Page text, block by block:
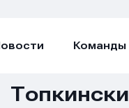
Команды